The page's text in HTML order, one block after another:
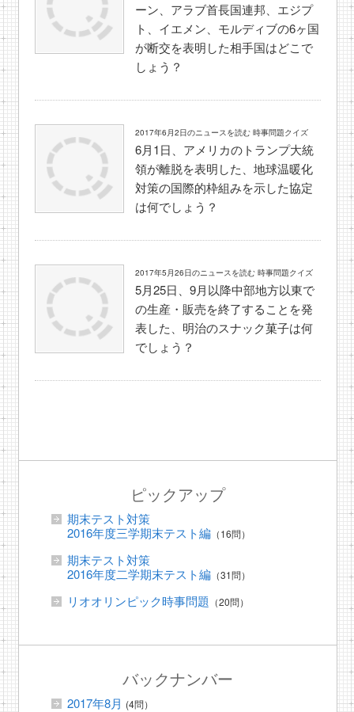
ーン、アラブ首長国連邦、エジプ
ト、イエメン、モルディブの6ヶ国
が断交を表明した相手国はどこで
しょう？
2017年6月2日のニュースを読む 時事問題クイズ
6月1日、アメリカのトランプ大統
領が離脱を表明した、地球温暖化
対策の国際的枠組みを示した協定
は何でしょう？
2017年5月26日のニュースを読む 時事問題クイズ
5月25日、9月以降中部地方以東で
の生産・販売を終了することを発
表した、明治のスナック菓子は何
でしょう？
ピックアップ
期末テスト対策
2016年度三学期末テスト編（16問）
期末テスト対策
2016年度二学期末テスト編（31問）
リオオリンピック時事問題 （20問）
バックナンバー
2017年8月 (4問）